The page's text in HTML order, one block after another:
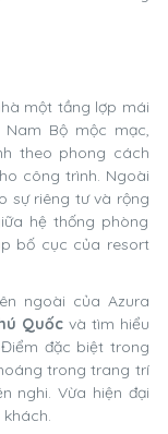
một tầng lợp mái
Bộ mộc mạc,
theo phong cách
công trình. Ngoài
sự riêng tư và rộng
hệ thống phòng
bố cục của resort
ngoài của Azura
Quốc và tìm hiểu
đặc biệt trong
trong trang trí
nghi. Vừa hiện đại